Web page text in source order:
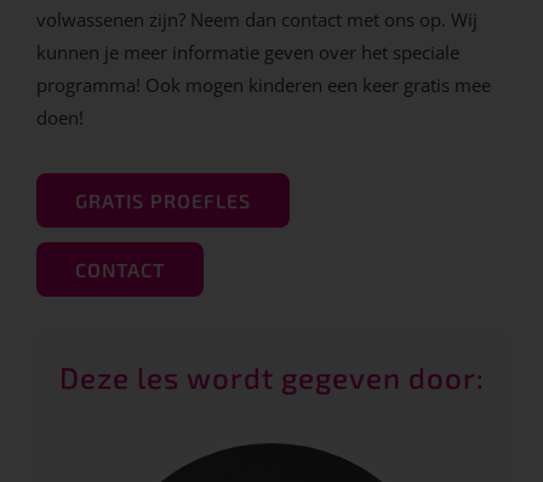
volwassenen zijn? Neem dan contact met ons op. Wij
kunnen je meer informatie geven over het speciale
programma! Ook mogen kinderen een keer gratis mee
doen!
GRATIS PROEFLES
CONTACT
Deze les wordt gegeven door: